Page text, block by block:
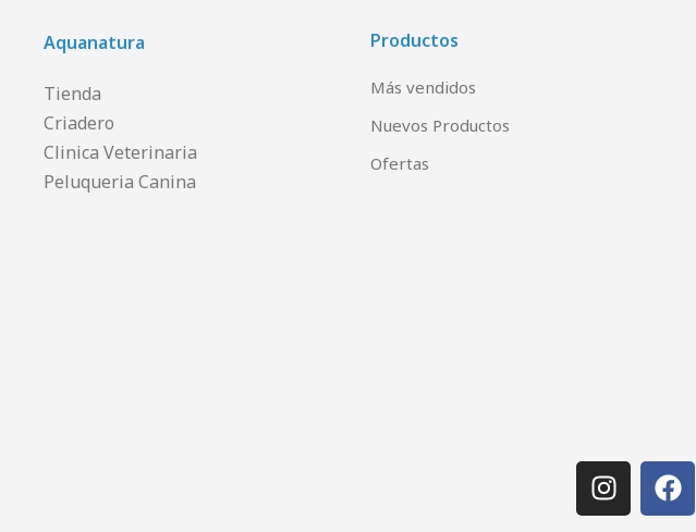
Aquanatura
Tienda
Criadero
Clinica Veterinaria
Peluqueria Canina
Productos
Más vendidos
Nuevos Productos
Ofertas